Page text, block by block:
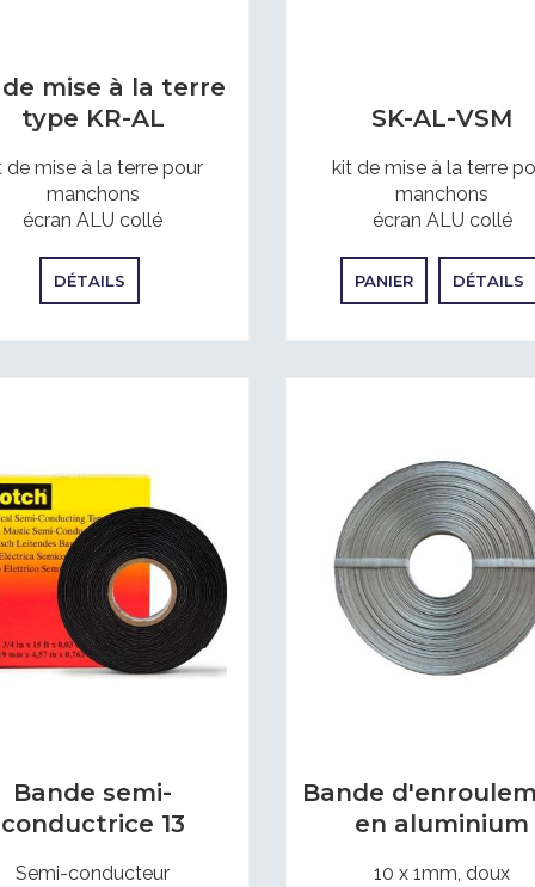
mise à la terre
type KR-AL
de mise à la terre pour
manchons
écran ALU collé
DÉTAILS
SK-AL-VSM
kit de mise à la terre
manchons
écran ALU collé
PANIER DÉTAILS
Bande semi-
conductrice 13
Semi-conducteur
Bande
en aluminium
10 x 1mm, doux